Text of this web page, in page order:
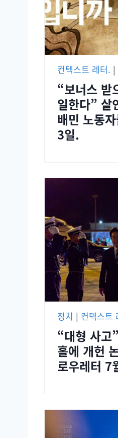
컨텍스트 레터. |
“보너스 받
일한다” 살
배민 노동
3일.
정치 | 컨텍스트
“대형 사고
홀에 개헌
로우레터 7